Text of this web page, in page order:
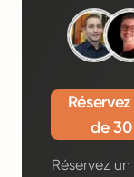
de
Réservez